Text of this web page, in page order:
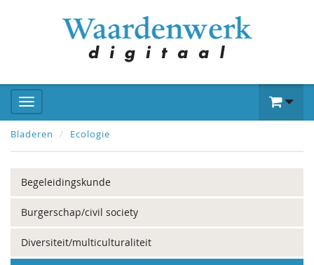
Bladeren Ecologie
Begeleidingskunde
Burgerschap/civil society
Diversiteit/multiculturaliteit